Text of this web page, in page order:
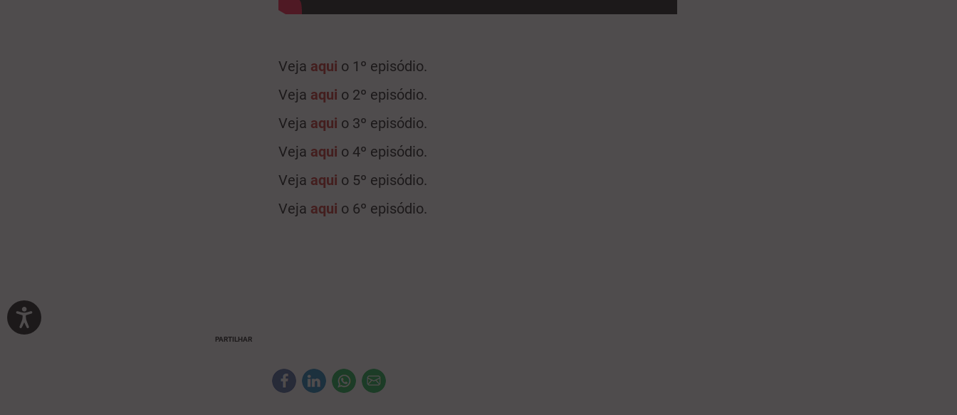
Veja aqui o 1º episódio.
Veja aqui o 2º episódio.
Veja aqui o 3º episódio.
Veja aqui o 4º episódio.
Veja aqui o 5º episódio.
Veja aqui o 6º episódio.
PARTILHAR